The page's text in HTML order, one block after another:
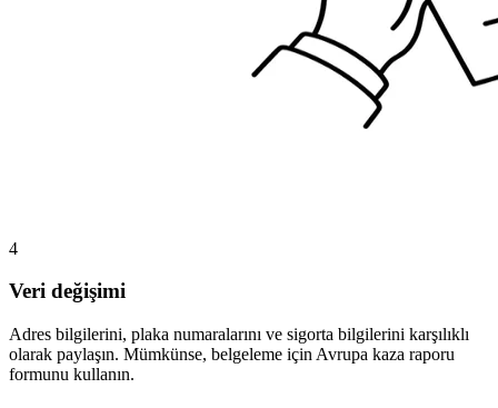
4
Veri değişimi
Adres bilgilerini, plaka numaralarını ve sigorta bilgilerini karşılıklı
olarak paylaşın. Mümkünse, belgeleme için Avrupa kaza raporu
formunu kullanın.